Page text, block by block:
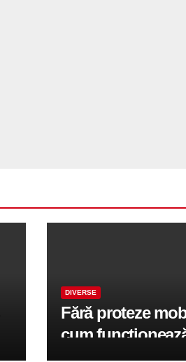
DIVERSE
Fără proteze
cum
reabilitarea